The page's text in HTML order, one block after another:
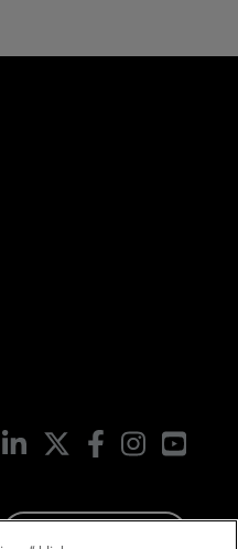
LinkedIn FacebookInstagram